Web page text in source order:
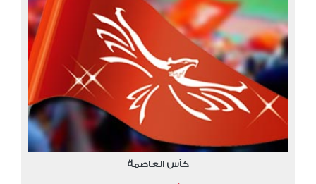
كأس العاصمة